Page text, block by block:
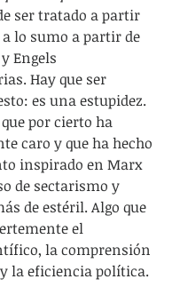
ser tratado a partir
a lo sumo a partir de
Engels
Hay que ser
es una estupidez.
por cierto ha
caro y que ha hecho
inspirado en Marx
de sectarismo y
de estéril. Algo que
el
la comprensión
la eficiencia política.